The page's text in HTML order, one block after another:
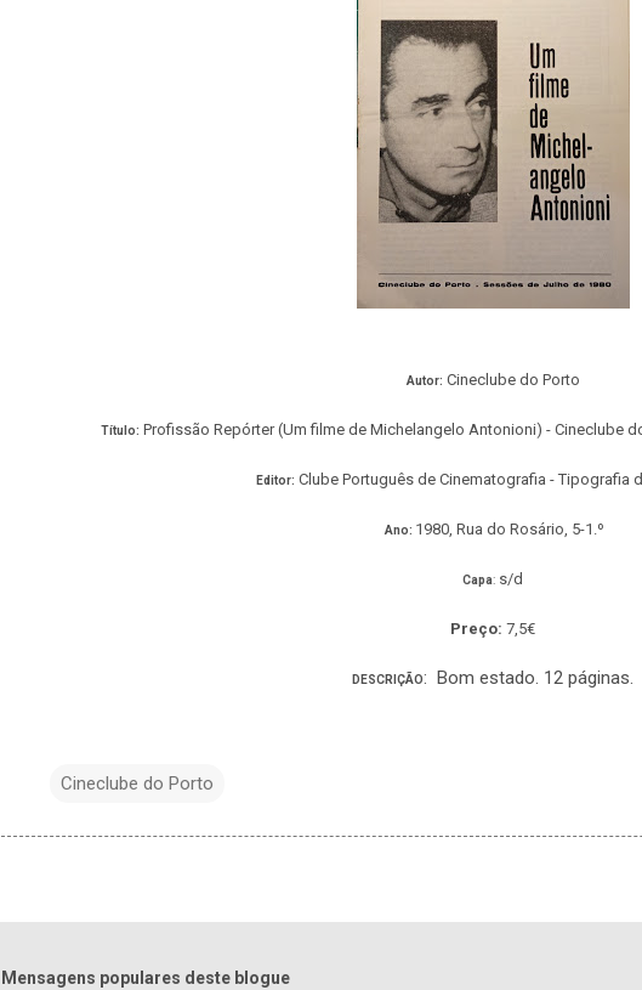
Autor: Cineclube do Porto
Título: Profissão Repórter (Um filme de Michelangelo Antonioni) - Cineclube
Editor: Clube Português de Cinematografia - Tipografia
Ano: 1980 , Rua do Rosário, 5-1.º
Capa: s/d
Preço: 7,5€
DESCRIÇÃO: Bom estado. 12 páginas.
Cineclube do Porto
Mensagens populares deste blogue